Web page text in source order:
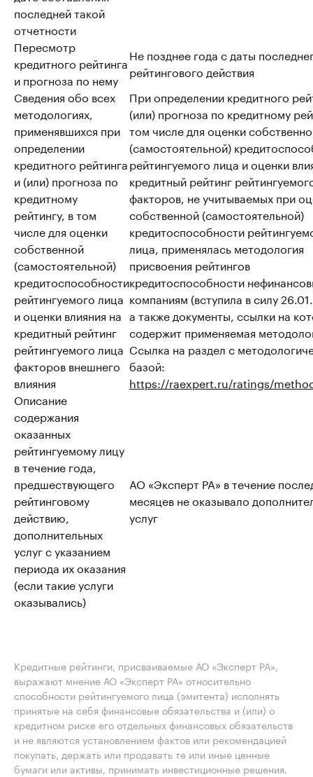
последней такой
отчетности
Пересмотр
кредитного рейтинга
и прогноза по нему
Не позднее года с даты
рейтингового действия
Сведения обо всех
методологиях,
применявшихся при
определении
кредитного рейтинга
и (или) прогноза по
кредитному
рейтингу, в том
числе для оценки
собственной
(самостоятельной)
кредитоспособности
рейтингуемого лица
и оценки влияния на
кредитный рейтинг
рейтингуемого лица
факторов внешнего
влияния
При определении кредитного
(или) прогноза по кредитному
том числе для оценки
(самостоятельной)
рейтингуемого лица и оценки
кредитный рейтинг
факторов, не учитываемых при
собственной (самостоятельной)
кредитоспособности
лица, применялась методология
присвоения рейтингов
кредитоспособности
компаниям (вступила в силу
а также документы, ссылки на
содержит применяемая
Ссылка на раздел с
базой:
https://raexpert.ru/ratings/
Описание
содержания
оказанных
рейтингуемому лицу
в течение года,
предшествующего
рейтинговому
действию,
дополнительных
услуг с указанием
периода их оказания
(если такие услуги
оказывались)
АО «Эксперт РА» в течение
месяцев не оказывало
услуг
Кредитные рейтинги, присваиваемые АО «Эксперт РА»,
выражают мнение АО «Эксперт РА» относительно
способности рейтингуемого лица (эмитента) исполнять
принятые на себя финансовые обязательства и (или) о
кредитном риске его отдельных финансовых обязательств
и не являются установлением фактов или рекомендацией
покупать, держать или продавать те или иные ценные
бумаги или активы, принимать инвестиционные решения.